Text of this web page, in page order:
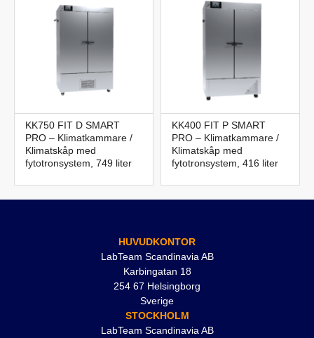
KK750 FIT D SMART
PRO – Klimatkammare /
Klimatskåp med
fytotronsystem, 749 liter
KK400 FIT P SMART
PRO – Klimatkammare /
Klimatskåp med
fytotronsystem, 416 liter
HUVUDKONTOR
LabTeam Scandinavia AB
Karbingatan 18
254 67 Helsingborg
Sverige
STOCKHOLM
LabTeam Scandinavia AB